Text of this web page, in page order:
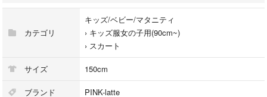
カテゴリ
キッズ/ベビー/マタニティ
› キッズ服女の子用(90cm~)
› スカート
サイズ 150cm
ブランド PINK-latte